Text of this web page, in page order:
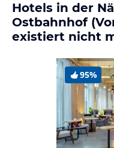
Hotels in der
Ostbahnhof
existiert nicht
95%